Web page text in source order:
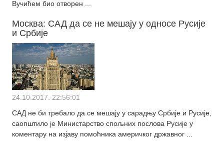
Вучићем био отворен ...
Москва: САД да се не мешају у односе Русије
и Србије
24.10.2017. 22:56:01
САД не би требало да се мешају у сарадњу Србије и Русије,
саопштило је Министарство спољних послова Русије у
коментару на изјаву помоћника америчког државног ...